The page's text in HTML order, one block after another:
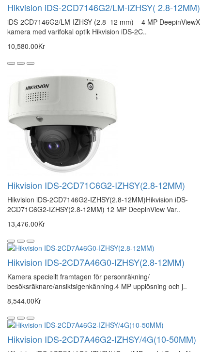
Hikvision iDS-2CD7146G2/LM-IZHSY( 2.8-12MM)
iDS-2CD7146G2/LM-IZHSY (2.8–12 mm) – 4 MP DeepinViewX-
kamera med varifokal optik Hikvision iDS-2C..
10,580.00Kr
Hikvision IDS-2CD71C6G2-IZHSY(2.8-12MM)
Hikvision iDS-2CD7146G2-IZHSY(2.8-12MM)Hikvision iDS-
2CD71C6G2-IZHSY(2.8-12MM) 12 MP DeepinView Var..
13,476.00Kr
Hikvision IDS-2CD7A46G0-IZHSY(2.8-12MM)
Kamera speciellt framtagen för personräkning/
besöksräknare/ansiktsigenkänning.4 MP upplösning och j..
8,544.00Kr
Hikvision IDS-2CD7A46G2-IZHSY/4G(10-50MM)